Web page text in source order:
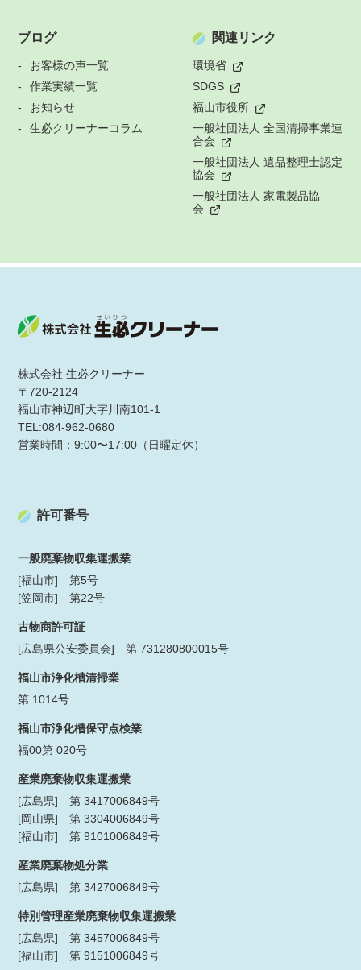
ブログ
お客様の声一覧
作業実績一覧
お知らせ
生必クリーナーコラム
関連リンク
環境省
SDGS
福山市役所
一般社団法人 全国清掃事業連
合会
一般社団法人 遺品整理士認定
協会
一般社団法人 家電製品協
会
株式会社 生必クリーナー
〒720-2124
福山市神辺町大字川南101-1
TEL:084-962-0680
営業時間：9:00〜17:00（日曜定休）
許可番号
一般廃棄物収集運搬業
[福山市] 第5号
[笠岡市] 第22号
古物商許可証
[広島県公安委員会] 第 731280800015号
福山市浄化槽清掃業
第 1014号
福山市浄化槽保守点検業
福00第 020号
産業廃棄物収集運搬業
[広島県] 第 3417006849号
[岡山県] 第 3304006849号
[福山市] 第 9101006849号
産業廃棄物処分業
[広島県] 第 3427006849号
特別管理産業廃棄物収集運搬業
[広島県] 第 3457006849号
[福山市] 第 9151006849号